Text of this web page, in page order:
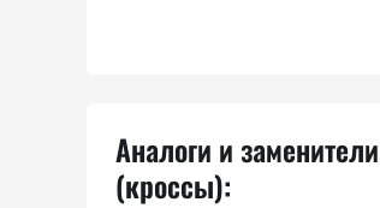
Аналоги и
(кроссы):